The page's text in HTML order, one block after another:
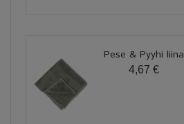
Pese & Pyyhi liina
4,67 €